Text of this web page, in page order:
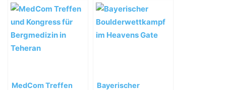
Mondet top podium
MedCom Treffen
Bayerischer